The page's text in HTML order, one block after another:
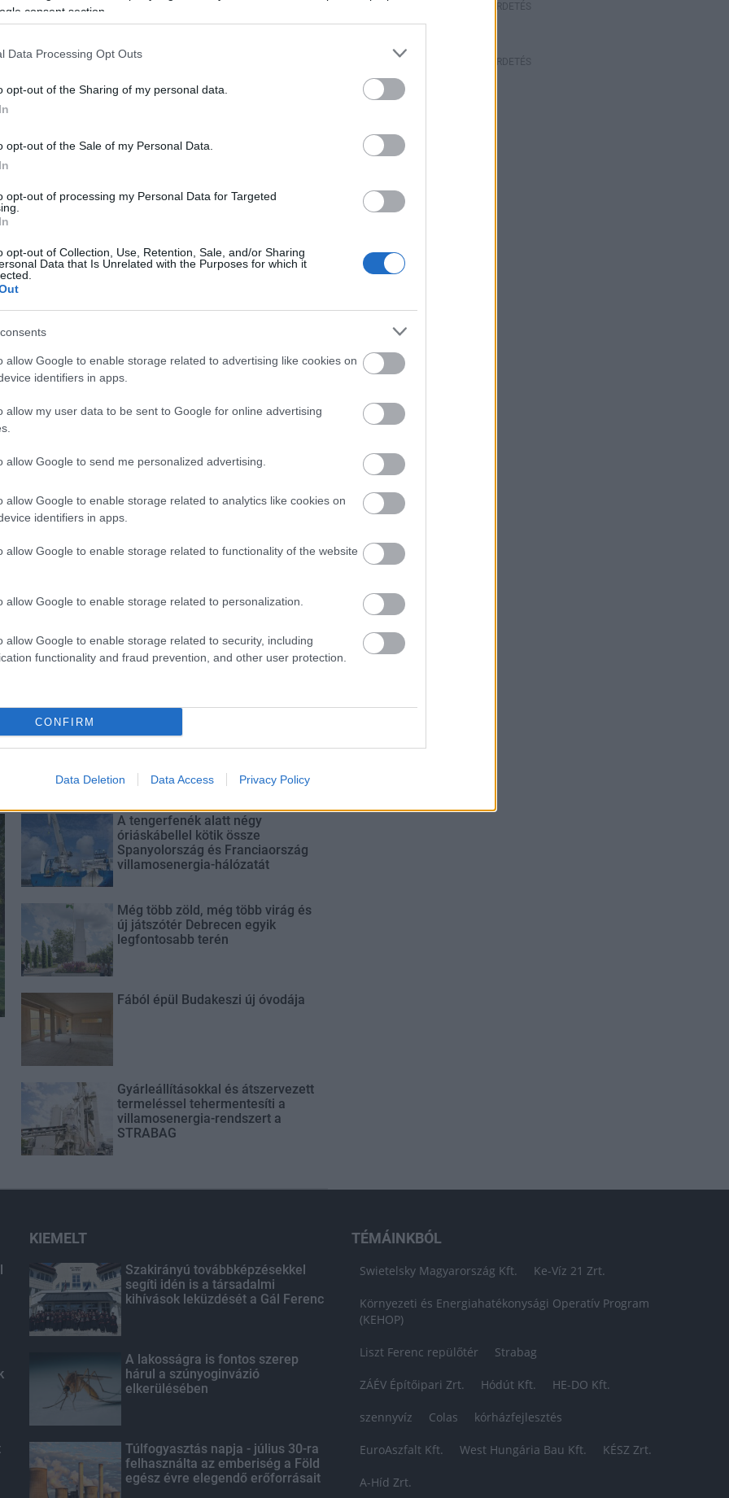
consent section.
Data Processing Opt Outs
opt-out of the Sharing of my personal data.
opt-out of the Sale of my Personal Data.
opt-out of processing my Personal Data for Targeted
opt-out of Collection, Use, Retention, Sale, and/or Sharing
Data that Is Unrelated with the Purposes for which it
allow Google to enable storage related to advertising like cookies on
identifiers in apps.
allow my user data to be sent to Google for online advertising
allow Google to send me personalized advertising.
allow Google to enable storage related to analytics like cookies on
identifiers in apps.
allow Google to enable storage related to functionality of the website
allow Google to enable storage related to personalization.
allow Google to enable storage related to security, including
functionality and fraud prevention, and other user protection.
CONFIRM
Data Deletion Data Access Privacy Policy
iránti kérelmet kell benyújtania. A
közvetítést kérőként a lakó- vagy tartózkodási
nyilvántartásba vetesse magát.
vagy annak az iskolai
iskolalátogatási igazolásával kell - szintén a
osztályára befáradnia annak érdekében,
megtörténhessen. Ezt követően a
alapján, az esélyegyenlőségi szempontok
elhelyezés érdekében.
osztálya által a munkaerőigényre közvetített diák
formában, amely a tárgyhót követően benyújtott
a Nemzetgazdasági Minisztérium biztosítja a
2018. évi központi kerete terhére.
illetékes állami foglalkoztatási szervként
el.
talán még
Az atomerőmű egyetlen
A tengerfenék alatt négy
óriáskábellel kötik össze
Spanyolország és Franciaország
villamosenergia-hálózatát
Még több zöld, még több virág és
új játszótér Debrecen egyik
legfontosabb terén
Fából épül Budakeszi új óvodája
Gyárleállításokkal és átszervezett
termeléssel tehermentesíti a
villamosenergia-rendszert a
STRABAG
HIRDETÉS
HIRDETÉS
KIEMELT
Szakirányú továbbképzésekkel
segíti idén is a társadalmi
kihívások leküzdését a Gál Ferenc
A lakosságra is fontos szerep
hárul a szúnyoginvázió
elkerülésében
Túlfogyasztás napja - július 30-ra
felhasználta az emberiség a Föld
egész évre elegendő erőforrásait
TÉMÁINKBÓL
Swietelsky Magyarország Kft. Ke-Víz 21 Zrt.
Környezeti és Energiahatékonysági Operatív Program
(KEHOP)
Liszt Ferenc repülőtér Strabag
ZÁÉV Építőipari Zrt. Hódút Kft. HE-DO Kft.
szennyvíz Colas kórházfejlesztés
EuroAszfalt Kft. West Hungária Bau Kft. KÉSZ Zrt.
A-Híd Zrt.